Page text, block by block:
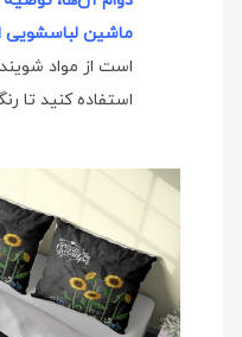
ماشین لباسشویی
است از مواد
استفاده کنید تا